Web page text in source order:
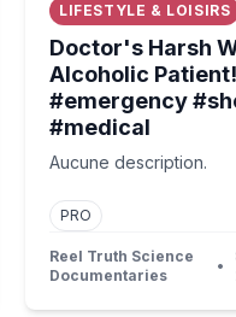
LIFESTYLE & LOISIRS
Doctor's Harsh
Alcoholic Patient!
#emergency
#medical
Aucune description.
PRO
Reel Truth Science
Documentaries
•